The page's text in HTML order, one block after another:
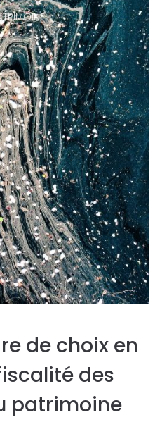
de choix en
des
patrimoine